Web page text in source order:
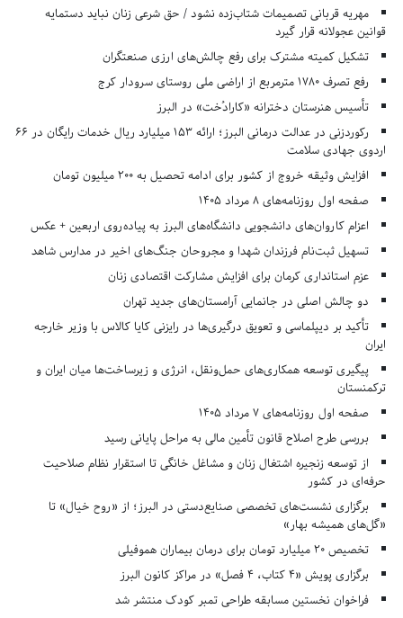
مهریه قربانی تصمیمات شتاب‌زده نشود / حق شرعی زنان نباید دستمایه
قوانین عجولانه قرار گیرد
تشکیل کمیته مشترک برای رفع چالش‌های ارزی صنعتگران
رفع تصرف ۱۷۸۰ مترمربع از اراضی ملی روستای سرودار کرج
تأسیس هنرستان دخترانه «کارادُخت» در البرز
رکوردزنی در عدالت درمانی البرز؛ ارائه ۱۵۳ میلیارد ریال خدمات رایگان در ۶۶
اردوی جهادی سلامت
افزایش وثیقه خروج از کشور برای ادامه تحصیل به ۲۰۰ میلیون تومان
صفحه اول روزنامه‌های 8 مرداد 1405
اعزام کاروان‌های دانشجویی دانشگاه‌های البرز به پیاده‌روی اربعین + عکس
تسهیل ثبت‌نام فرزندان شهدا و مجروحان جنگ‌های اخیر در مدارس شاهد
عزم استانداری کرمان برای افزایش مشارکت اقتصادی زنان
دو چالش اصلی در جانمایی آرامستان‌های جدید تهران
تأکید بر دیپلماسی و تعویق درگیری‌ها در رایزنی کایا کالاس با وزیر خارجه
ایران
پیگیری توسعه همکاری‌های حمل‌ونقل، انرژی و زیرساخت‌ها میان ایران و
ترکمنستان
صفحه اول روزنامه‌های 7 مرداد 1405
بررسی طرح اصلاح قانون تأمین مالی به مراحل پایانی رسید
از توسعه زنجیره اشتغال زنان و مشاغل خانگی تا استقرار نظام صلاحیت
حرفه‌ای در کشور
برگزاری نشست‌های تخصصی صنایع‌دستی در البرز؛ از «روح خیال» تا
«گل‌های همیشه بهار»
تخصیص ۲۰ میلیارد تومان برای درمان بیماران هموفیلی
برگزاری پویش «۴ کتاب، ۴ فصل» در مراکز کانون البرز
فراخوان نخستین مسابقه طراحی تمبر کودک منتشر شد